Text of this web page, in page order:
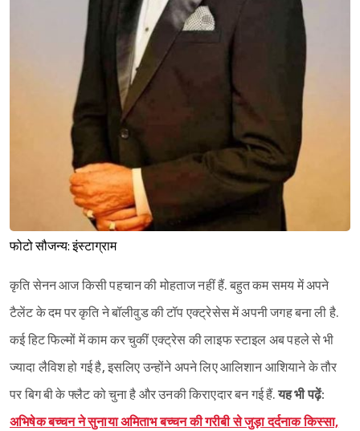
फोटो सौजन्य: इंस्टाग्राम
कृति सेनन आज किसी पहचान की मोहताज नहीं हैं. बहुत कम समय में अपने
टैलेंट के दम पर कृति ने बॉलीवुड की टॉप एक्ट्रेसेस में अपनी जगह बना ली है.
कई हिट फिल्मों में काम कर चुकीं एक्ट्रेस की लाइफ स्टाइल अब पहले से भी
ज्यादा लैविश हो गई है, इसलिए उन्होंने अपने लिए आलिशान आशियाने के तौर
पर बिग बी के फ्लैट को चुना है और उनकी किराएदार बन गई हैं.यह भी पढ़ें:
अभिषेक बच्चन ने सुनाया अमिताभ बच्चन की गरीबी से जुड़ा दर्दनाक किस्सा,